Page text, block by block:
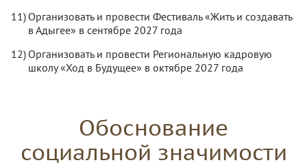
Организовать и провести Фестиваль «Жить и создавать
в Адыгее» в сентябре 2027 года
Организовать и провести Региональную кадровую
школу «Ход в Будущее» в октябре 2027 года
Обоснование
социальной значимости